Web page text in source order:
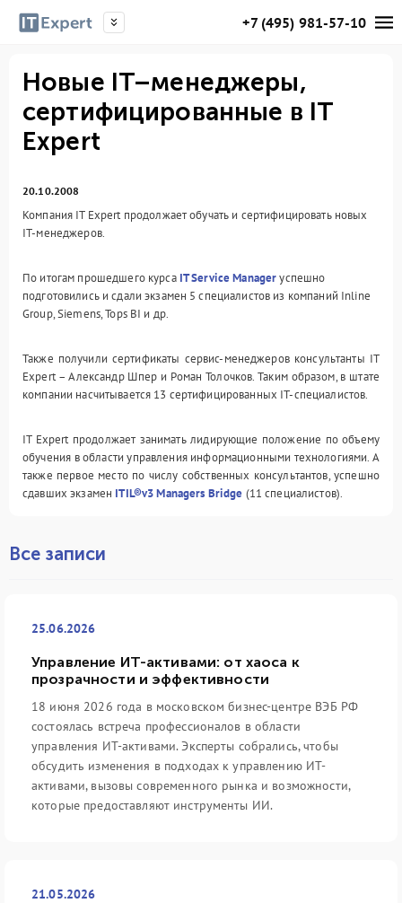
+7 (495) 981-57-10
Новые IT–менеджеры,
сертифицированные в IT
Expert
20.10.2008
Компания IT Expert продолжает обучать и сертифицировать новых
IT-менеджеров.
По итогам прошедшего курса IT Service Managerуспешно
подготовились и сдали экзамен 5 специалистов из компаний Inline
Group, Siemens, Tops BI и др.
Также получили сертификаты сервис-менеджеров консультанты IT
Expert – Александр Шпер и Роман Толочков. Таким образом, в штате
компании насчитывается 13 сертифицированных IT-специалистов.
IT Expert продолжает занимать лидирующие положение по объему
обучения в области управления информационными технологиями. А
также первое место по числу собственных консультантов, успешно
сдавших экзамен ITIL®v3 Managers Bridge (11 специалистов).
Все записи
25.06.2026
Управление ИТ-активами: от хаоса к
прозрачности и эффективности
18 июня 2026 года в московском бизнес-центре ВЭБ РФ
состоялась встреча профессионалов в области
управления ИТ-активами. Эксперты собрались, чтобы
обсудить изменения в подходах к управлению ИТ-
активами, вызовы современного рынка и возможности,
которые предоставляют инструменты ИИ.
21.05.2026